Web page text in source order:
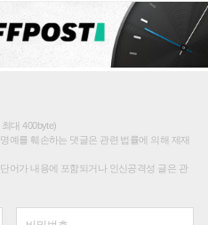
대 400byte)
예를 훼손하는 댓글은 관련 법률에 의해 제재
어가 내용에 포함되거나 인신공격성 글은 관